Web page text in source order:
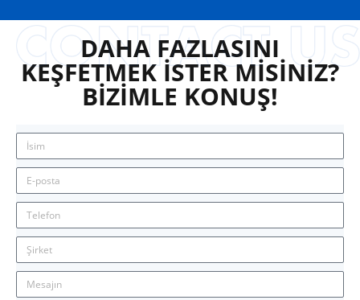
DAHA FAZLASINI
KEŞFETMEK İSTER MİSİNİZ?
BİZİMLE KONUŞ!